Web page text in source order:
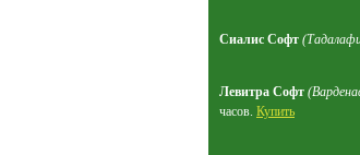
Сиалис Софт
Левитра Софт
часов. Купить